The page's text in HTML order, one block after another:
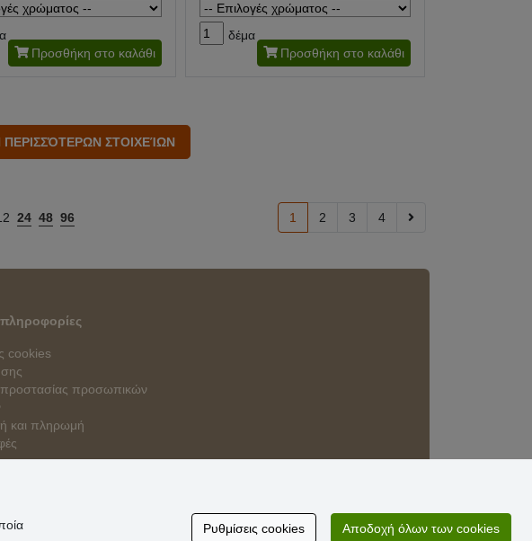
Προσθήκη στο καλάθι
δέμα
Προσθήκη στο καλάθι
24 48 96 1 2 3 4
cookies
προστασίας προσωπικών
και πληρωμή
Ρυθμίσεις cookies Αποδοχή όλων των cookies